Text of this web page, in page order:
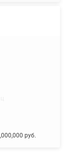
руб.